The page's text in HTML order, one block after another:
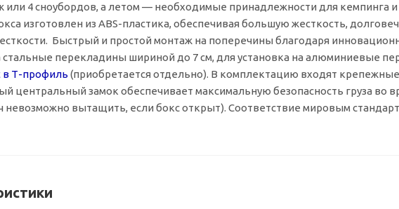
или 4 сноубордов, а летом — необходимые принадлежности для кемпинга
изготовлен из ABS-пластика, обеспечивая большую жесткость,
Быстрый и простой монтаж на поперечины благодаря
стальные перекладины шириной до 7 см, для установка на алюминиевые
в Т-профиль (приобретается отдельно). В комплектацию входят
центральный замок обеспечивает максимальную безопасность груза во
вытащить, если бокс открыт). Соответствие мировым